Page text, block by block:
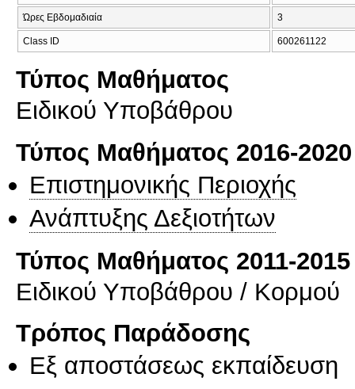
Ώρες Εβδομαδιαία 3
Class ID 600261122
Τύπος Μαθήματος
Ειδικού Υποβάθρου
Τύπος Μαθήματος 2016-2020
Επιστημονικής Περιοχής
Ανάπτυξης Δεξιοτήτων
Τύπος Μαθήματος 2011-2015
Ειδικού Υποβάθρου / Κορμού
Τρόπος Παράδοσης
Eξ απoστάσεως εκπαίδευση